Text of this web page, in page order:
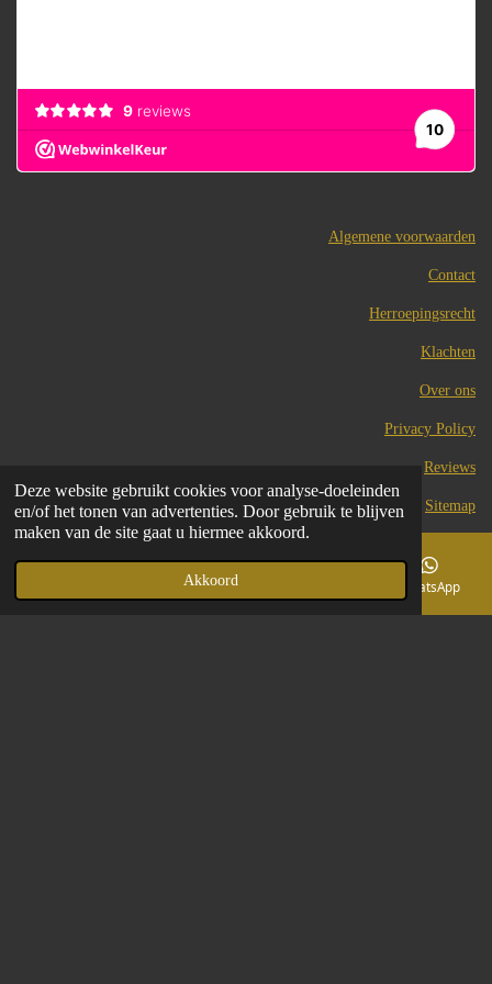
Deze website gebruikt cookies voor analyse-doeleinden
en/of het tonen van advertenties. Door gebruik te blijven
maken van de site gaat u hiermee akkoord.
Akkoord
Algemene voorwaarden
Contact
Herroepingsrecht
Klachten
Over ons
Privacy Policy
Reviews
Sitemap
© 2024 - 2026 Apito Creations
Telefoonnummer WhatsApp